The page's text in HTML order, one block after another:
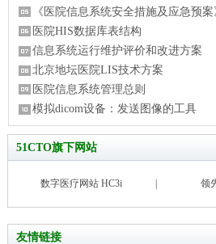
《医院信息系统安全措施及应急预案
医院HIS数据库表结构
信息系统运行维护评价和改进方案
北京地坛医院LIS技术方案
医院信息系统管理总则
模拟dicom设备：发送图像的工具
51CTO旗下网站
数字医疗网站 HC3i 领
友情链接